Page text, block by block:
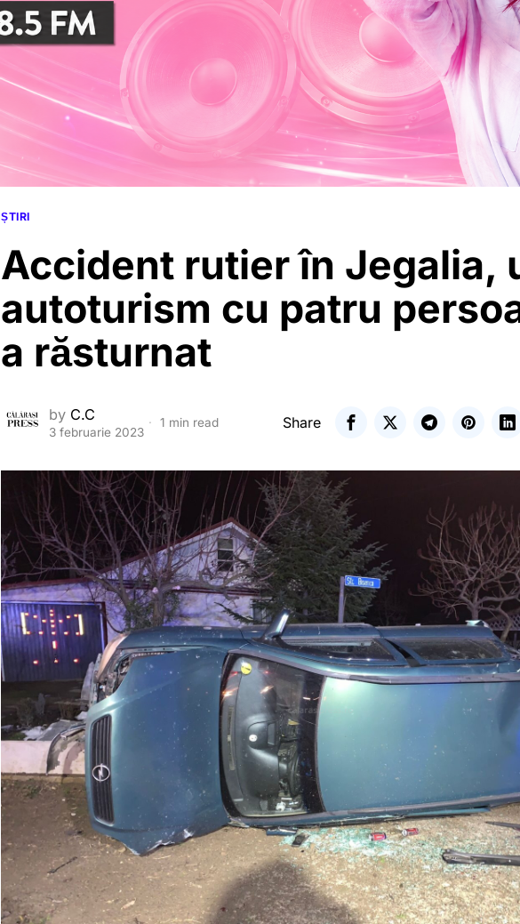
ȘTIRI
Accident rutier în Jegalia,
autoturism cu patru
a răsturnat
by C.C
3 februarie 2023
1 min read Share